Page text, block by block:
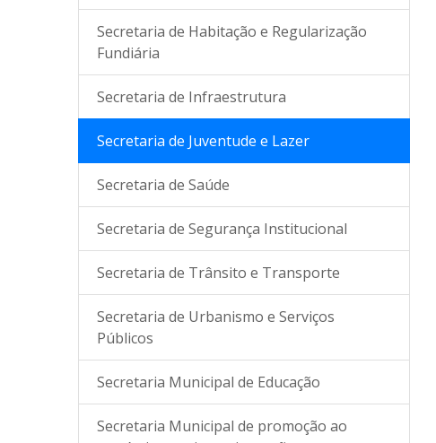
Secretaria de Habitação e Regularização
Fundiária
Secretaria de Infraestrutura
Secretaria de Juventude e Lazer
Secretaria de Saúde
Secretaria de Segurança Institucional
Secretaria de Trânsito e Transporte
Secretaria de Urbanismo e Serviços
Públicos
Secretaria Municipal de Educação
Secretaria Municipal de promoção ao